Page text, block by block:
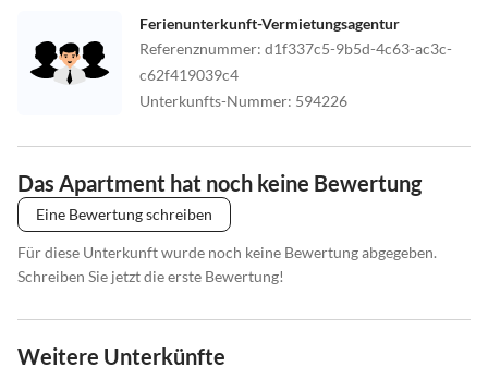
Ferienunterkunft-Vermietungsagentur
Referenznummer: d1f337c5-9b5d-4c63-ac3c-
c62f419039c4
Unterkunfts-Nummer: 594226
Das Apartment hat noch keine Bewertung
Eine Bewertung schreiben
Für diese Unterkunft wurde noch keine Bewertung abgegeben.
Schreiben Sie jetzt die erste Bewertung!
Weitere Unterkünfte